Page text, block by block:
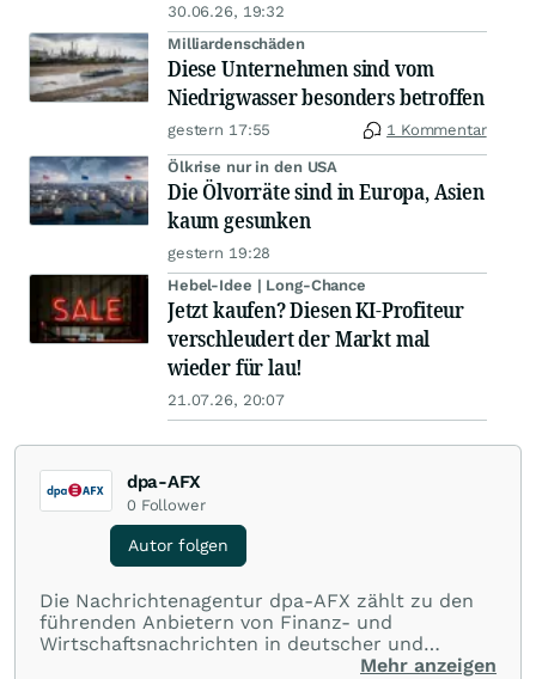
30.06.26, 19:32
Milliardenschäden
Diese Unternehmen sind vom
Niedrigwasser besonders betroffen
gestern 17:55 1 Kommentar
Ölkrise nur in den USA
Die Ölvorräte sind in Europa, Asien
kaum gesunken
gestern 19:28
Hebel-Idee | Long-Chance
Jetzt kaufen? Diesen KI-Profiteur
verschleudert der Markt mal
wieder für lau!
21.07.26, 20:07
dpa-AFX
0 Follower
Autor folgen
Die Nachrichtenagentur dpa-AFX zählt zu den
führenden Anbietern von Finanz- und
Wirtschaftsnachrichten in deutscher und
englischer Sprache. Gestützt auf einMehr anzeigen